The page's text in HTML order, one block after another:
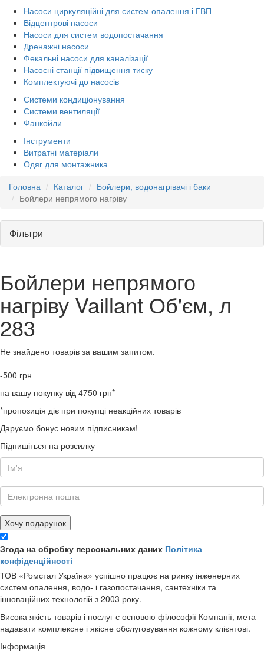
Насоси циркуляційні для систем опалення і ГВП
Відцентрові насоси
Насоси для систем водопостачання
Дренажні насоси
Фекальні насоси для каналізації
Насосні станції підвищення тиску
Комплектуючі до насосів
Системи кондиціонування
Системи вентиляції
Фанкойли
Інструменти
Витратні матеріали
Одяг для монтажника
Головна
Каталог
Бойлери, водонагрівачі і баки
Бойлери непрямого нагріву
Фільтри
Бойлери непрямого
нагріву Vaillant Об'єм, л
283
Не знайдено товарів за вашим запитом.
-500 грн
на вашу покупку від 4750 грн*
*пропозиція діє при покупці неакційних товарів
Даруємо бонус новим підписникам!
Підпишіться на розсилку
Хочу подарунок
Згода на обробку персональних даних Політика
конфіденційності
ТОВ «Ромстал Україна» успішно працює на ринку інженерних
систем опалення, водо- і газопостачання, сантехніки та
інноваційних технологій з 2003 року.
Висока якість товарів і послуг є основою філософії Компанії, мета –
надавати комплексне і якісне обслуговування кожному клієнтові.
Інформація